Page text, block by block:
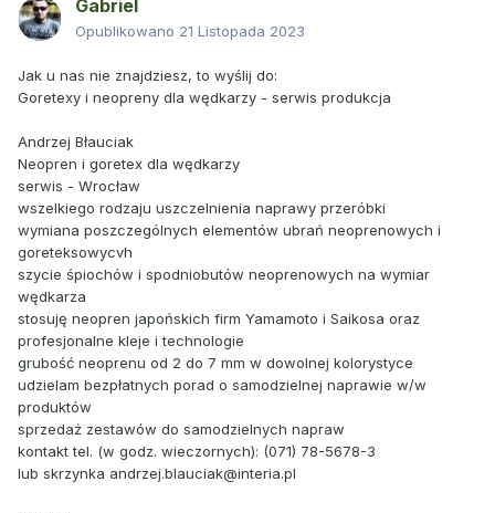
Gabriel
Opublikowano 21 Listopada 2023
Jak u nas nie znajdziesz, to wyślij do:
Goretexy i neopreny dla wędkarzy - serwis produkcja
Andrzej Błauciak
Neopren i goretex dla wędkarzy
serwis - Wrocław
wszelkiego rodzaju uszczelnienia naprawy przeróbki
wymiana poszczególnych elementów ubrań neoprenowych i
goreteksowycvh
szycie śpiochów i spodniobutów neoprenowych na wymiar
wędkarza
stosuję neopren japońskich firm Yamamoto i Saikosa oraz
profesjonalne kleje i technologie
grubość neoprenu od 2 do 7 mm w dowolnej kolorystyce
udzielam bezpłatnych porad o samodzielnej naprawie w/w
produktów
sprzedaż zestawów do samodzielnych napraw
kontakt tel. (w godz. wieczornych): (071) 78-5678-3
lub skrzynka andrzej.blauciak@interia.pl